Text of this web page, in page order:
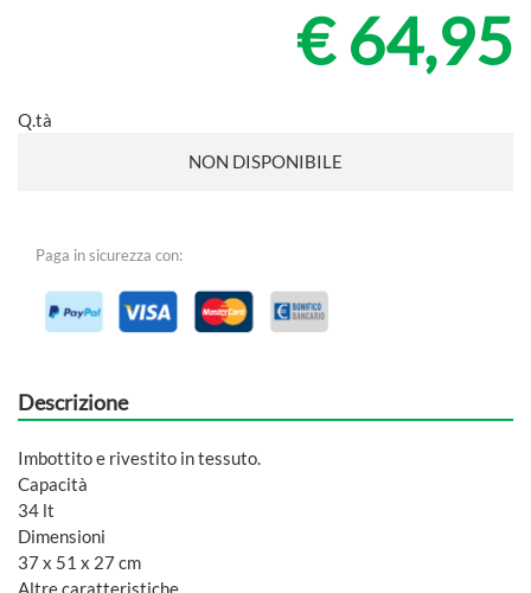
€ 64,95
Q.tà
NON DISPONIBILE
Paga in sicurezza con:
Descrizione
Imbottito e rivestito in tessuto.
Capacità
34 lt
Dimensioni
37 x 51 x 27 cm
Altre caratteristiche